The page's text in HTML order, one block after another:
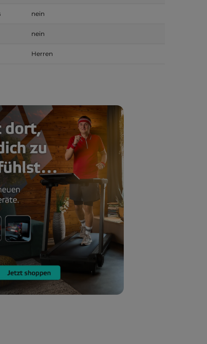
nein
nein
Herren